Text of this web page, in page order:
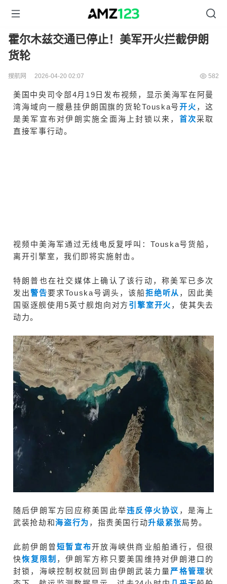
霍尔木兹交通已停止！美军开火拦截伊朗
货轮
搜航网 2026-04-20 02:07 582
美国中央司令部4月19日发布视频，
显示美海军在阿曼
湾海域向一艘悬挂伊朗国旗的货轮Touska号开火 ，这
是美军宣布对伊朗实施全面海上封锁以来， 首次采取
直接军事行动。
视频中美海军通过无线电反复呼叫：Touska号货船，
离开引擎室，我们即将实施射击。
特朗普也在社交媒体上确认了该行动，称美军已多次
发出警告要求Touska号调头，该船拒绝听从 ，因此美
国驱逐舰使用5英寸舰炮向对方 引擎室开火 ，使其失去
动力。
随后伊朗军方回应称美国此举违反停火协议 ，是海上
武装抢劫和海盗行为 ，指责美国行动升级紧张局势。
此前伊朗曾短暂宣布开放海峡供商业船舶通行，但很
快恢复限制 ，伊朗军方称只要美国维持对伊朗港口的
封锁，海峡控制权就回到由伊朗武装力量严格管理状